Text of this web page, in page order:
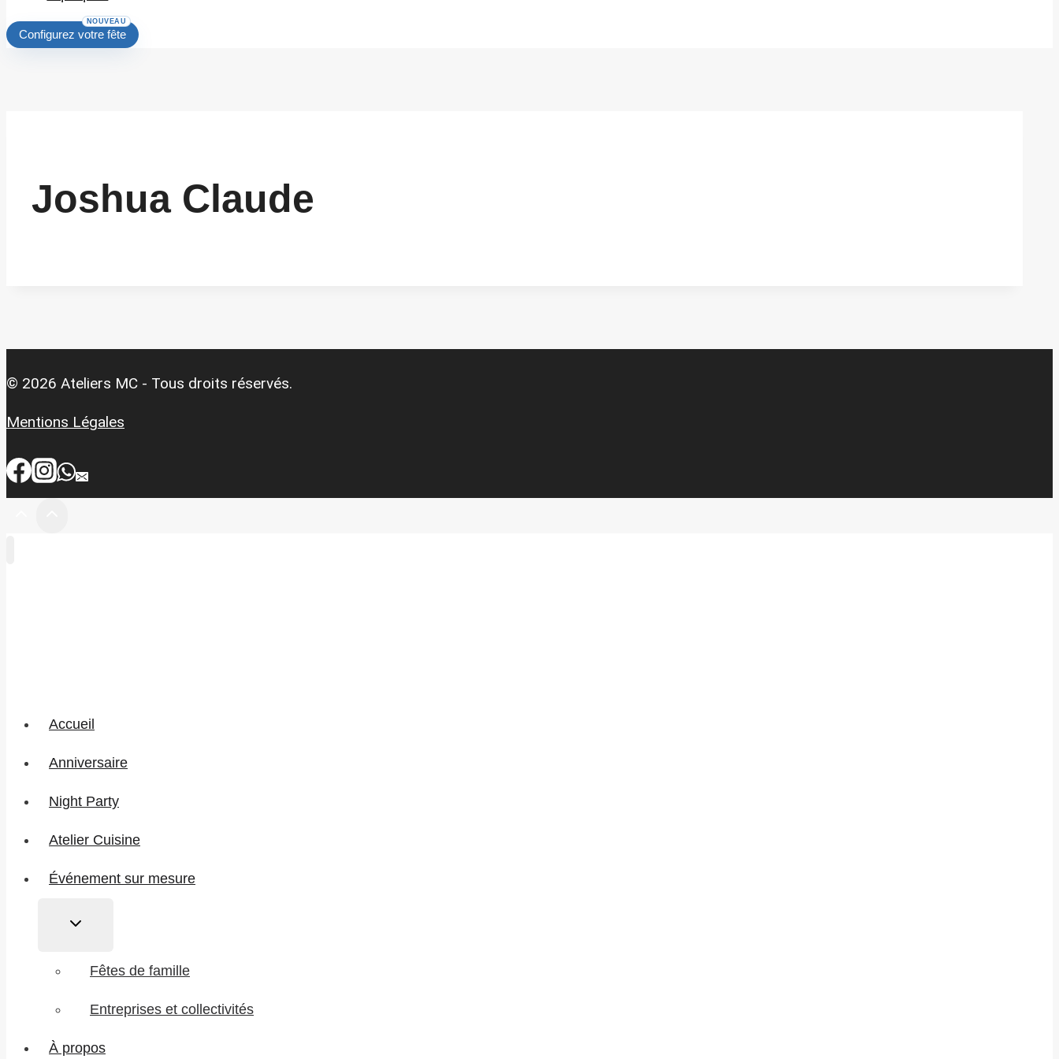
Configurez votre fête
Joshua Claude
© 2026 Ateliers MC - Tous droits réservés.
Mentions Légales
Accueil
Anniversaire
Night Party
Atelier Cuisine
Événement sur mesure
Ouvrir/fermer
enfant
Fêtes de famille
Entreprises et collectivités
À propos